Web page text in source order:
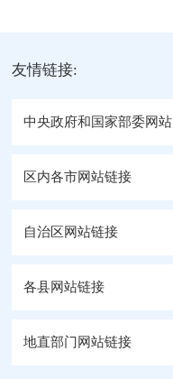
友情链接:
中央政府和国家部委网站
区内各市网站链接
自治区网站链接
各县网站链接
地直部门网站链接